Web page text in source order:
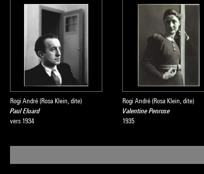
Rogi André (Rosa Klein, dite)
Paul Eluard
vers 1934
Rogi André (Rosa Klein, dite)
Valentine Penrose
1935